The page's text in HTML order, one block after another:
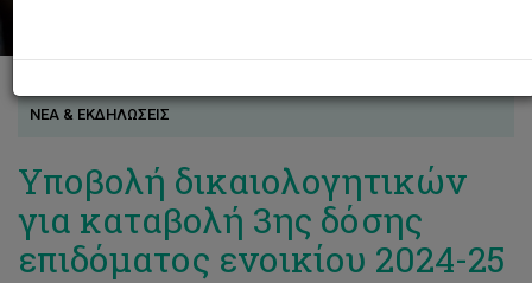
ΝΕΑ & ΕΚΔΗΛΩΣΕΙΣ
Υποβολή δικαιολογητικών
για καταβολή 3ης δόσης
επιδόματος ενοικίου 2024-25